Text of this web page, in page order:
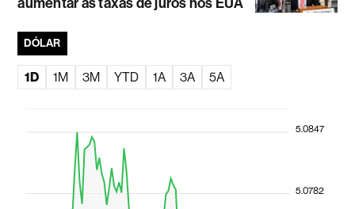
DÓLAR
1D 1M 3M YTD 1A 3A 5A
5.0782
5.0847